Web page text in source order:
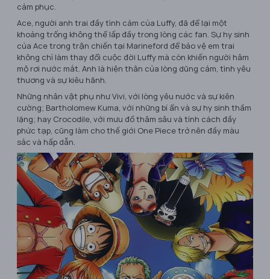
cảm phục.
Ace, người anh trai đầy tình cảm của Luffy, đã để lại một
khoảng trống không thể lấp đầy trong lòng các fan. Sự hy sinh
của Ace trong trận chiến tại Marineford để bảo vệ em trai
không chỉ làm thay đổi cuộc đời Luffy mà còn khiến người hâm
mộ rơi nước mắt. Anh là hiện thân của lòng dũng cảm, tình yêu
thương và sự kiêu hãnh.
Những nhân vật phụ như Vivi, với lòng yêu nước và sự kiên
cường; Bartholomew Kuma, với những bí ẩn và sự hy sinh thầm
lặng; hay Crocodile, với mưu đồ thâm sâu và tính cách đầy
phức tạp, cũng làm cho thế giới One Piece trở nên đầy màu
sắc và hấp dẫn.